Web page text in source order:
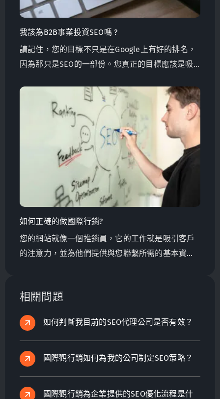
我該為B2B事業投資SEO嗎 ?
請記住，您的目標不只是在Google上有好的排名，
因為那只是SEO的一部份。您真正的目標應該是吸
如何正確的做國際行銷?
您的網站就像一個推銷員，它的工作就是吸引客戶
的注意力，並為他們提供與您聯繫所需的基本資
相關問題
如何判斷我目前的SEO代理公司是否有效？
國際觀行銷如何為我的公司制定SEO策略？
國際觀行銷為企業提供的SEO優化流程是什